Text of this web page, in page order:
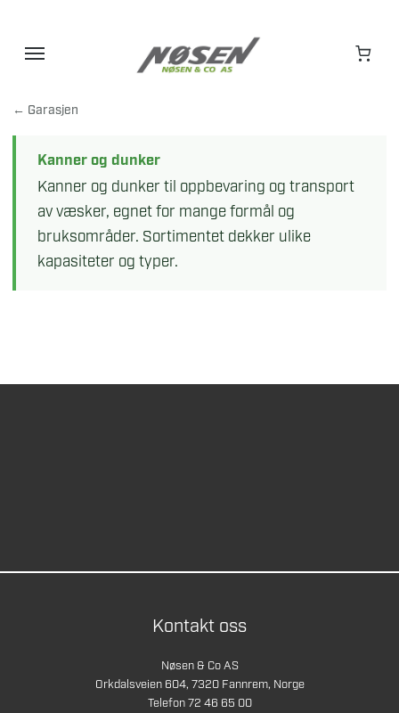
← Garasjen
Kanner og dunker
Kanner og dunker til oppbevaring og transport
av væsker, egnet for mange formål og
bruksområder. Sortimentet dekker ulike
kapasiteter og typer.
Kontakt oss
Nøsen & Co AS
Orkdalsveien 604, 7320 Fannrem, Norge
Telefon 72 46 65 00